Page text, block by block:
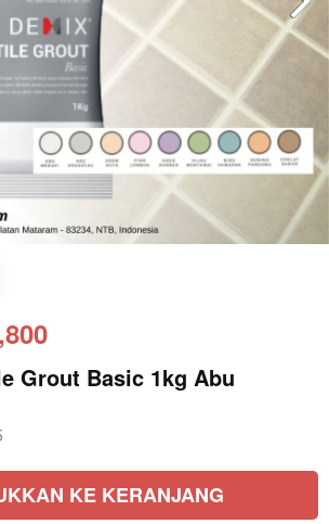
Grout Basic 1kg Abu
KE KERANJANG